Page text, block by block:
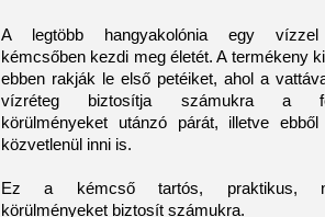
A legtöbb hangyakolónia egy
kémcsőben kezdi meg életét. A termékeny
ebben rakják le első petéiket, ahol a
vízréteg biztosítja számukra a
körülményeket utánzó párát, illetve ebből
közvetlenül inni is.
Ez a kémcső tartós, praktikus,
körülményeket biztosít számukra.